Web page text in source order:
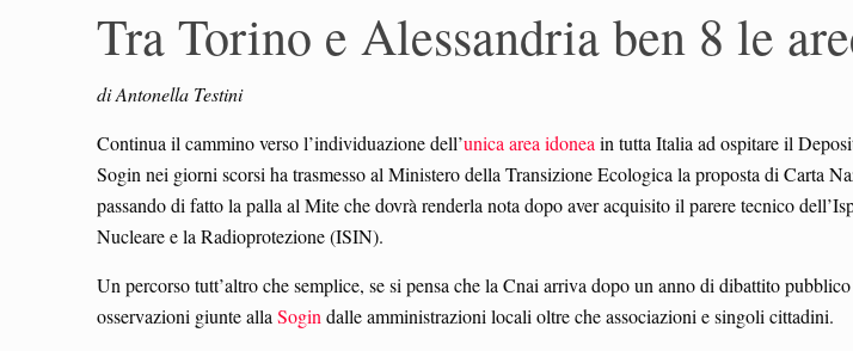
Tra Torino e Alessandria ben 8 le
di Antonella Testini
Continua il cammino verso l’individuazione dell’unica area idoneain tutta Italia ad ospitare il
Sogin nei giorni scorsi ha trasmesso al Ministero della Transizione Ecologica la proposta di Carta
passando di fatto la palla al Mite che dovrà renderla nota dopo aver acquisito il parere tecnico
Nucleare e la Radioprotezione (ISIN).
Un percorso tutt’altro che semplice, se si pensa che la Cnai arriva dopo un anno di dibattito
osservazioni giunte allaSogindalle amministrazioni locali oltre che associazioni e singoli cittadini.